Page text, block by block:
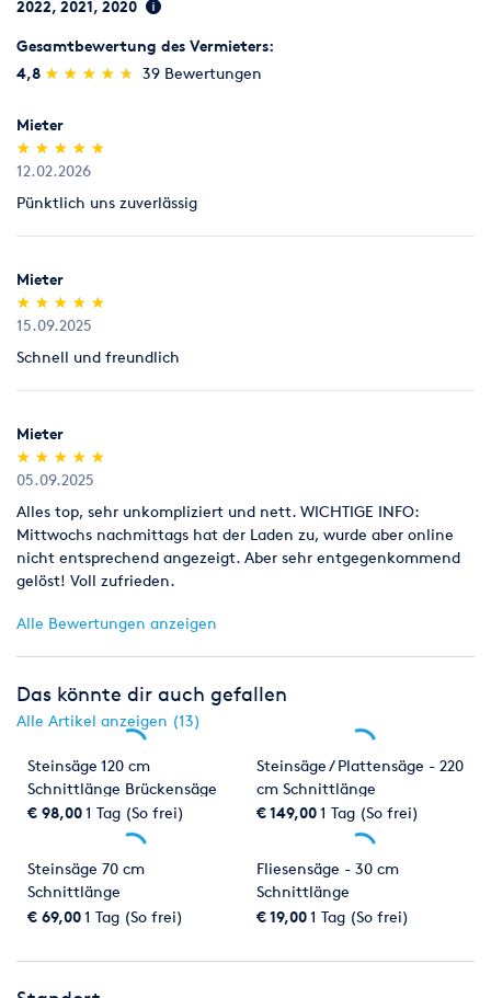
Rücknahme von Verbrauchsmaterial
das nicht benutzt worden ist, nehmen wir innerhalb von 7
Tagen zum Verkaufspreis zurück, Parkettlacke jedoch nur
Legitimation
Als Neukunde bitten wir Sie einen gültigen amtlichen
(Personalausweis).
Sägen, Hobeln & Schleifen
2022, 2021, 2020
Gesamtbewertung des Vermieters:
4,8 (*)
★
★
(*) ★
★
(*) ★
★
(*) ★
★
(*) ★
★ 39 Bewertungen
Mieter
(*)
★
★
(*) ★
★
(*) ★
★
(*) ★
★
(*) ★
★
12.02.2026
Pünktlich uns zuverlässig
Mieter
(*)
★
★
(*) ★
★
(*) ★
★
(*) ★
★
(*) ★
★
15.09.2025
Schnell und freundlich
Mieter
(*)
★
★
(*) ★
★
(*) ★
★
(*) ★
★
(*) ★
★
05.09.2025
Alles top, sehr unkompliziert und nett. WICHTIGE INFO:
Mittwochs nachmittags hat der Laden zu, wurde aber online
nicht entsprechend angezeigt. Aber sehr entgegenkommend
gelöst! Voll zufrieden.
Alle Bewertungen anzeigen
Das könnte dir auch gefallen
Alle Artikel anzeigen (13)
Steinsäge 120 cm
Schnittlänge Brückensäge
€ 98,001 Tag (So frei)
Steinsäge / Plattensäge - 220
cm Schnittlänge
€ 149,001 Tag (So frei)
Steinsäge 70 cm
Schnittlänge
€ 69,001 Tag (So frei)
Fliesensäge - 30 cm
Schnittlänge
€ 19,001 Tag (So frei)